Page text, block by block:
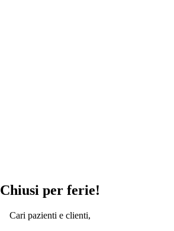
Chiusi per ferie!
Cari pazienti e clienti,